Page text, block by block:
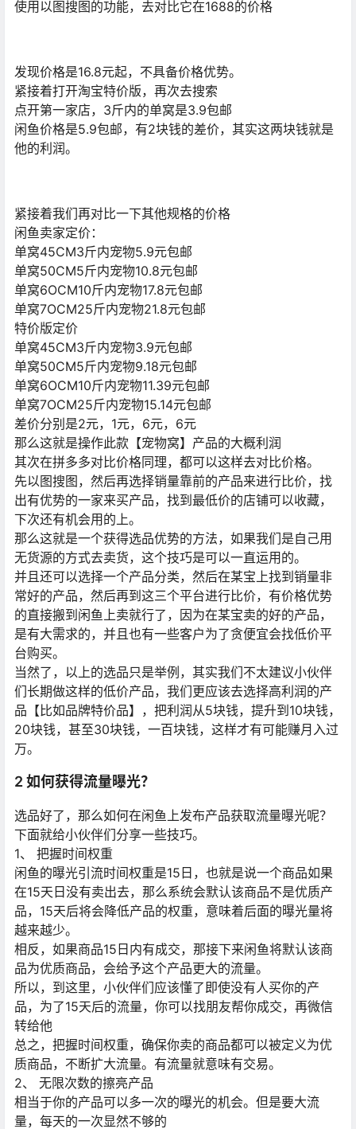
使用以图搜图的功能，去对比它在1688的价格
发现价格是16.8元起，不具备价格优势。
紧接着打开淘宝特价版，再次去搜索
点开第一家店，3斤内的单窝是3.9包邮
闲鱼价格是5.9包邮，有2块钱的差价，其实这两块钱就是
他的利润。
紧接着我们再对比一下其他规格的价格
闲鱼卖家定价：
单窝45CM3斤内宠物5.9元包邮
单窝50CM5斤内宠物10.8元包邮
单窝6OCM10斤内宠物17.8元包邮
单窝7OCM25斤内宠物21.8元包邮
特价版定价
单窝45CM3斤内宠物3.9元包邮
单窝50CM5斤内宠物9.18元包邮
单窝6OCM10斤内宠物11.39元包邮
单窝7OCM25斤内宠物15.14元包邮
差价分别是2元，1元，6元，6元
那么这就是操作此款【宠物窝】产品的大概利润
其次在拼多多对比价格同理，都可以这样去对比价格。
先以图搜图，然后再选择销量靠前的产品来进行比价，找
出有优势的一家来买产品，找到最低价的店铺可以收藏，
下次还有机会用的上。
那么这就是一个获得选品优势的方法，如果我们是自己用
无货源的方式去卖货，这个技巧是可以一直运用的。
并且还可以选择一个产品分类，然后在某宝上找到销量非
常好的产品，然后再到这三个平台进行比价，有价格优势
的直接搬到闲鱼上卖就行了，因为在某宝卖的好的产品，
是有大需求的，并且也有一些客户为了贪便宜会找低价平
台购买。
当然了，以上的选品只是举例，其实我们不太建议小伙伴
们长期做这样的低价产品，我们更应该去选择高利润的产
品【比如品牌特价品】，把利润从5块钱，提升到10块钱，
20块钱，甚至30块钱，一百块钱，这样才有可能赚月入过
万。
2 如何获得流量曝光？
选品好了，那么如何在闲鱼上发布产品获取流量曝光呢？
下面就给小伙伴们分享一些技巧。
1、 把握时间权重
闲鱼的曝光引流时间权重是15日，也就是说一个商品如果
在15天日没有卖出去，那么系统会默认该商品不是优质产
品，15天后将会降低产品的权重，意味着后面的曝光量将
越来越少。
相反，如果商品15日内有成交，那接下来闲鱼将默认该商
品为优质商品，会给予这个产品更大的流量。
所以，到这里，小伙伴们应该懂了即使没有人买你的产
品，为了15天后的流量，你可以找朋友帮你成交，再微信
转给他
总之，把握时间权重，确保你卖的商品都可以被定义为优
质商品，不断扩大流量。有流量就意味有交易。
2、 无限次数的擦亮产品
相当于你的产品可以多一次的曝光的机会。但是要大流
量，每天的一次显然不够的